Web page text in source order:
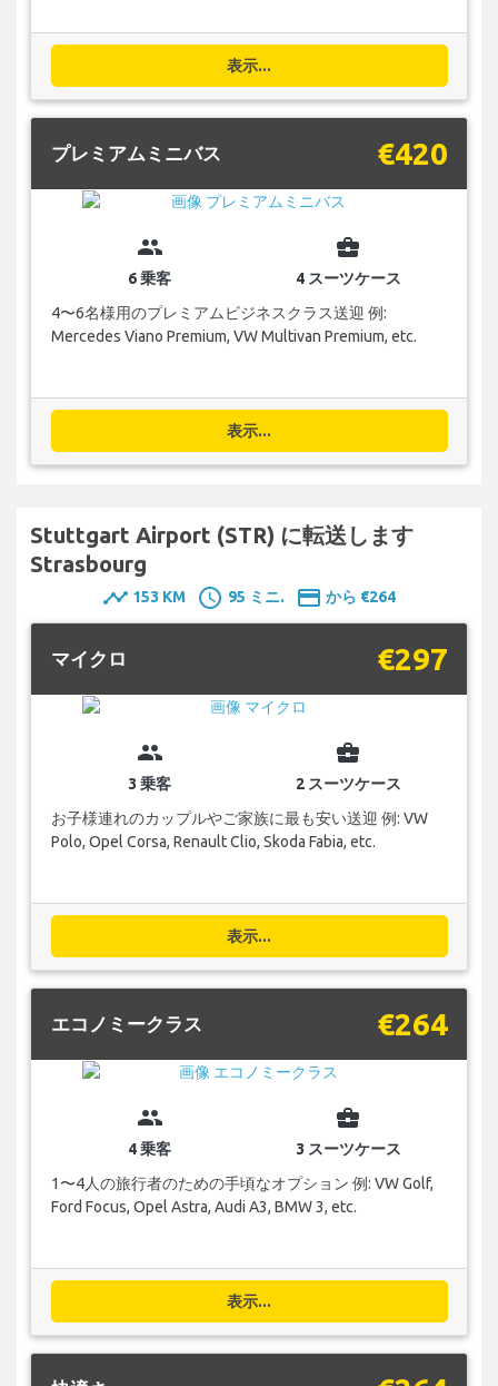
表示...
プレミアムミニバス €420
group
6 乗客
business_center
4 スーツケース
4〜6名様用のプレミアムビジネスクラス送迎 例:
Mercedes Viano Premium, VW Multivan Premium, etc.
表示...
Stuttgart Airport (STR) に転送します
Strasbourg
timeline 153 KM schedule 95 ミニ. payment から €264
マイクロ €297
group
3 乗客
business_center
2 スーツケース
お子様連れのカップルやご家族に最も安い送迎 例: VW
Polo, Opel Corsa, Renault Clio, Skoda Fabia, etc.
表示...
エコノミークラス €264
group
4 乗客
business_center
3 スーツケース
1〜4人の旅行者のための手頃なオプション 例: VW Golf,
Ford Focus, Opel Astra, Audi A3, BMW 3, etc.
表示...